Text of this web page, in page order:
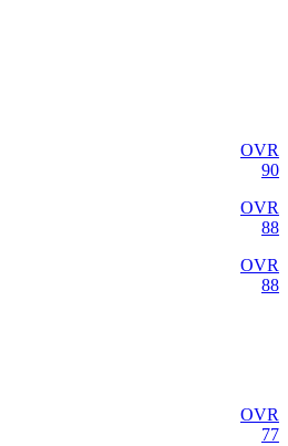
OVR
90
OVR
88
OVR
88
OVR
77